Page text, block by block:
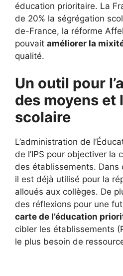
éducation prioritaire. La
de 20% la ségrégation
de-France, la réforme
pouvait améliorer la
qualité.
Un outil pour
des moyens et
scolaire
L’administration de
de l’IPS pour objectiver la
des établissements. Dans
il est déjà utilisé pour la
alloués aux collèges. De
des réflexions pour une
carte de l’éducation
cibler les établissements
le plus besoin de